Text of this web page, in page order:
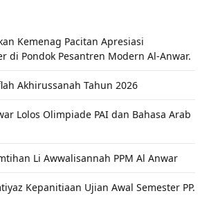
Kemenag Pacitan Apresiasi
di Pondok Pesantren Modern Al-Anwar.
Akhirussanah Tahun 2026
Lolos Olimpiade PAI dan Bahasa Arab
Li Awwalisannah PPM Al Anwar
Kepanitiaan Ujian Awal Semester PP.